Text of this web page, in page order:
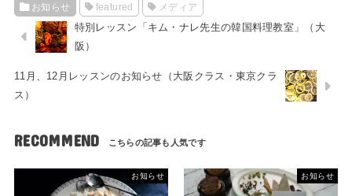
お知らせ featured メディア
特別レッスン「キム・ナレ先生の韓国料理教室」（大
阪）
11月、12月レッスンのお知らせ（大阪クラス・東京クラ
ス）
RECOMMEND
お知らせ お知らせ